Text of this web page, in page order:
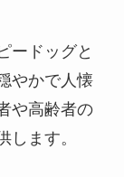
ードッグと
やかで人懐
や高齢者の
します。